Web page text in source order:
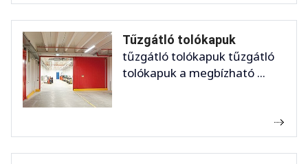
Tűzgátló tolókapuk
tűzgátló tolókapuk tűzgátló
tolókapuk a megbízható ...